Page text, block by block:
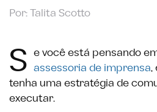
Por: Talita Scotto
S e você está pensando
assessoria de imprensa,
tenha uma estratégia de
executar.